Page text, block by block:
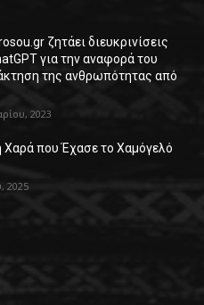
ζητάει διευκρινίσεις
για την αναφορά του
της ανθρωπότητας από
2023
Χαρά που Έχασε το Χαμόγελό
2025